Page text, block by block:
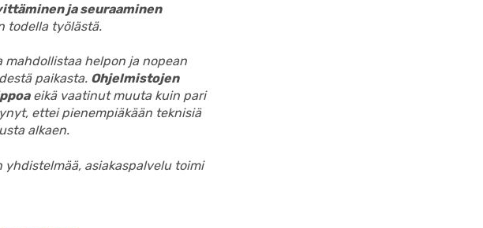
ja seuraaminen
todella työlästä.
helpon ja nopean
paikasta. Ohjelmistojen
eikä vaatinut muuta kuin pari
ettei pienempiäkään teknisiä
alkaen.
yhdistelmää, asiakaspalvelu toimi